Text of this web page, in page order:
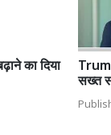
का दिया
सख्त